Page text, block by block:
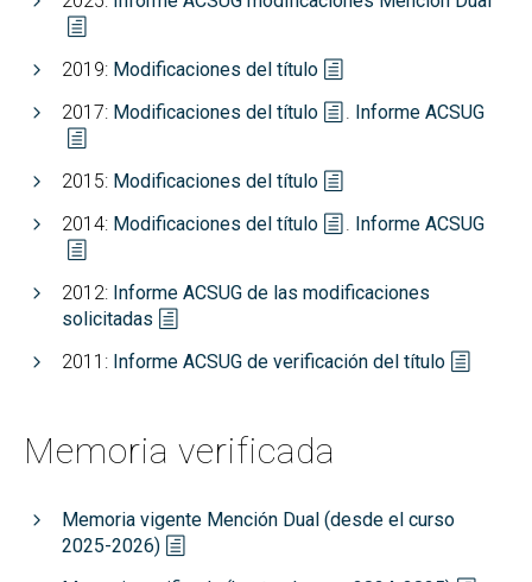
2019: Modificaciones del título
2017: Modificaciones del título . Informe ACSUG
2015: Modificaciones del título
2014: Modificaciones del título . Informe ACSUG
2012: Informe ACSUG de las modificaciones
solicitadas
2011: Informe ACSUG de verificación del título
Memoria verificada
Memoria vigente Mención Dual (desde el curso
2025-2026)